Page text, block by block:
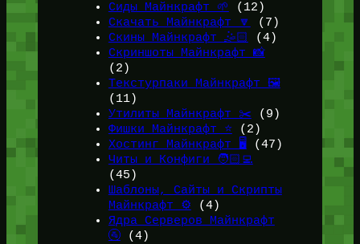
Сиды Майнкрафт 🌱
(12)
Скачать Майнкрафт 🔽
(7)
Скины Майнкрафт 🤹🏻
(4)
Скриншоты Майнкрафт 📸
(2)
Текстурпаки Майнкрафт 🖼️
(11)
Утилиты Майнкрафт ✂️ (9)
Фишки Майнкрафт ⭐(2)
Хостинг Майнкрафт 🖥️ (47)
Читы и Конфиги 🧑🏻‍💻
(45)
Шаблоны, Сайты и Скрипты
Майнкрафт ⚙️ (4)
Ядра Серверов Майнкрафт
🚰(4)